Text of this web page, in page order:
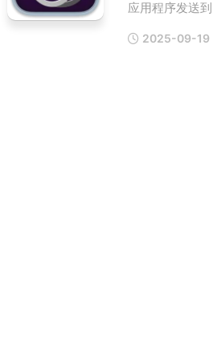
工
具
应用程序发送
2025-09-19